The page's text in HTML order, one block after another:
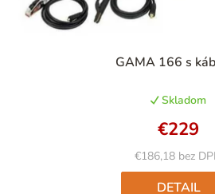
GAMA 166 s
Skladom
€186,18 bez
€229
DETAIL